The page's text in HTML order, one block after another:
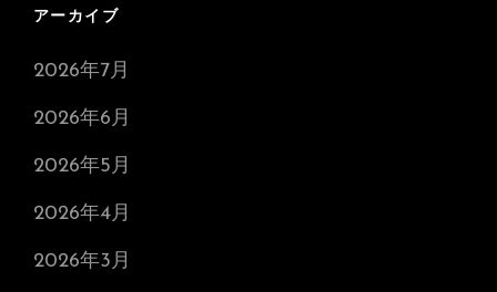
アーカイブ
2026年7月
2026年6月
2026年5月
2026年4月
2026年3月